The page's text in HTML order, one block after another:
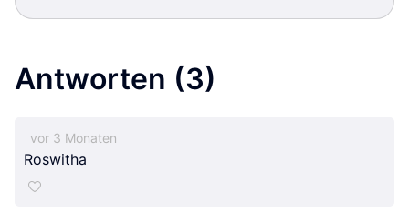
Antworten (3)
vor 3 Monaten
Roswitha